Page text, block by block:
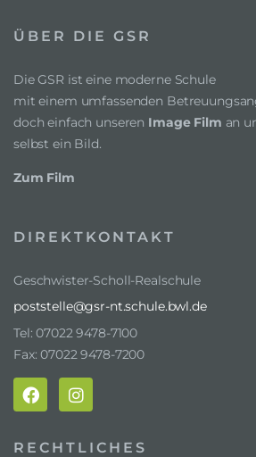
ÜBER DIE GSR
Die GSR ist eine moderne Schule
mit einem umfassenden
doch einfach unseren Image Film an
selbst ein Bild.
Zum Film
DIREKTKONTAKT
Geschwister-Scholl-Realschule
poststelle@gsr-nt.schule.bwl.de
Tel: 07022 9478-7100
Fax: 07022 9478-7200
RECHTLICHES